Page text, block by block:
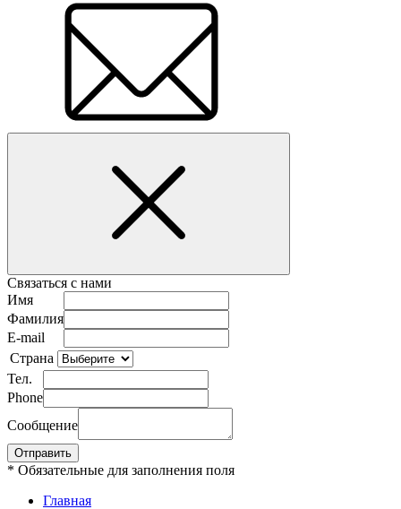
Связаться с нами
Имя
Фамилия
E-mail
Страна
Тел.
Phone
Сообщение
* Обязательные для заполнения поля
Главная